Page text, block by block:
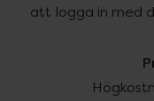
att logga in med